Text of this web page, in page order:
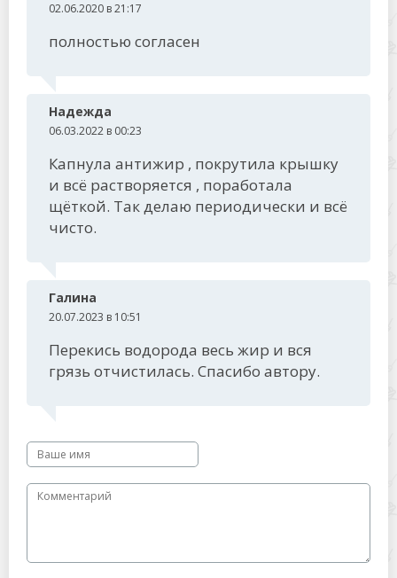
02.06.2020 в 21:17
полностью согласен
Надежда
06.03.2022 в 00:23
Капнула антижир , покрутила крышку
и всё растворяется , поработала
щёткой. Так делаю периодически и всё
чисто.
Галина
20.07.2023 в 10:51
Перекись водорода весь жир и вся
грязь отчистилась. Спасибо автору.